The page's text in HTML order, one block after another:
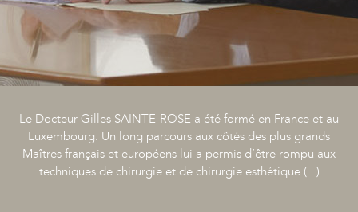
Le Docteur Gilles SAINTE-ROSE a été formé en France et au
Luxembourg. Un long parcours aux côtés des plus grands
Maîtres français et européens lui a permis d’être rompu aux
techniques de chirurgie et de chirurgie esthétique (...)